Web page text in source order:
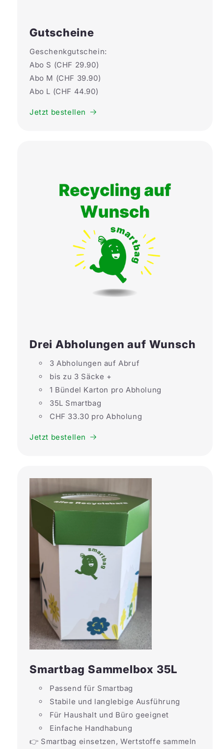
Gutscheine
Geschenkgutschein:
Abo S (CHF 29.90)
Abo M (CHF 39.90)
Abo L (CHF 44.90)
Jetzt bestellen
Drei Abholungen auf Wunsch
3 Abholungen auf Abruf
bis zu 3 Säcke +
1 Bündel Karton pro Abholung
35L Smartbag
CHF 33.30 pro Abholung
Jetzt bestellen
Smartbag Sammelbox 35L
Passend für Smartbag
Stabile und langlebige Ausführung
Für Haushalt und Büro geeignet
Einfache Handhabung
👉 Smartbag einsetzen, Wertstoffe sammeln